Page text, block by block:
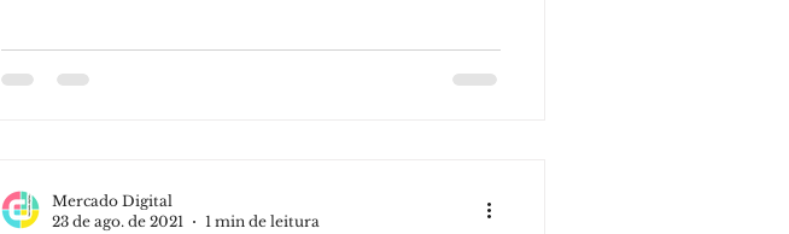
Mercado Digital
23 de ago. de 2021
1 min de leitura